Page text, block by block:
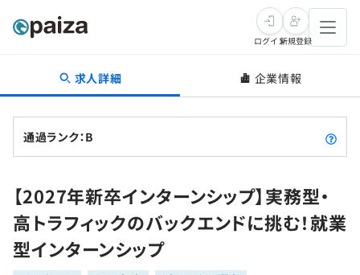
転職・キャリア
転職成功ガイド
転職エージェント
インタビュー
転職成功ガイド
新卒就活
求人検索
本選考
学習
ログイン新規登録
求人詳細 企業情報
通過ランク：B
【2027年新卒インターンシップ】実務型・
高トラフィックのバックエンドに挑む！就業
型インターンシップ